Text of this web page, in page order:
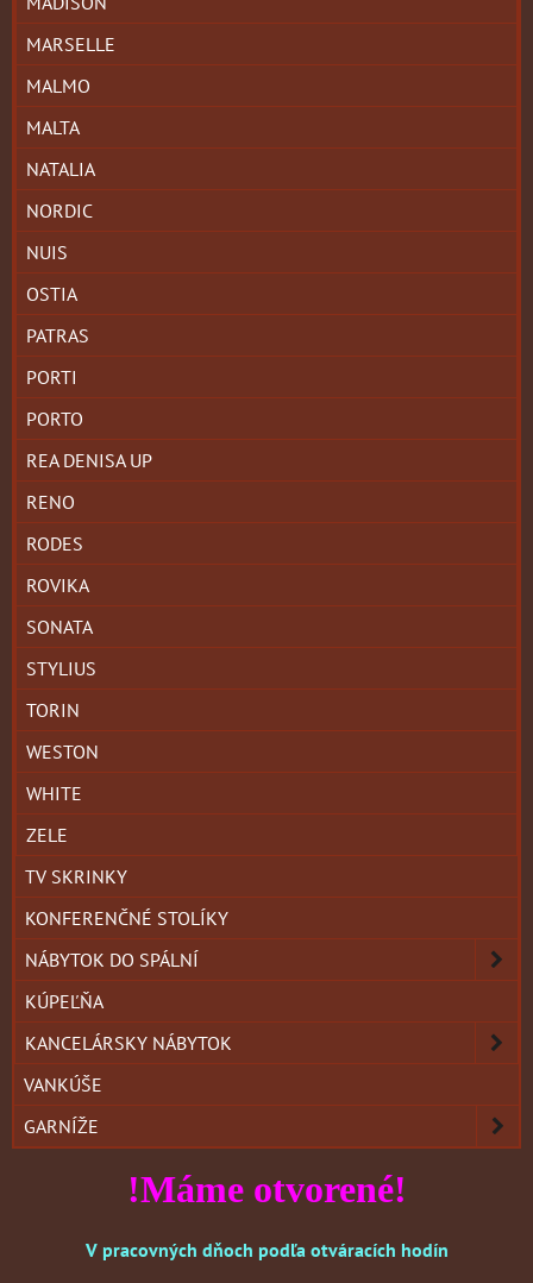
MARSELLE
MALMO
MALTA
NATALIA
NORDIC
NUIS
OSTIA
PATRAS
PORTI
PORTO
REA DENISA UP
RENO
RODES
ROVIKA
SONATA
STYLIUS
TORIN
WESTON
WHITE
ZELE
TV SKRINKY
KONFERENČNÉ STOLÍKY
NÁBYTOK DO SPÁLNÍ
KÚPEĽŇA
KANCELÁRSKY NÁBYTOK
VANKÚŠE
GARNÍŽE
!Máme otvorené!
V pracovných dňoch podľa otváracích hodín